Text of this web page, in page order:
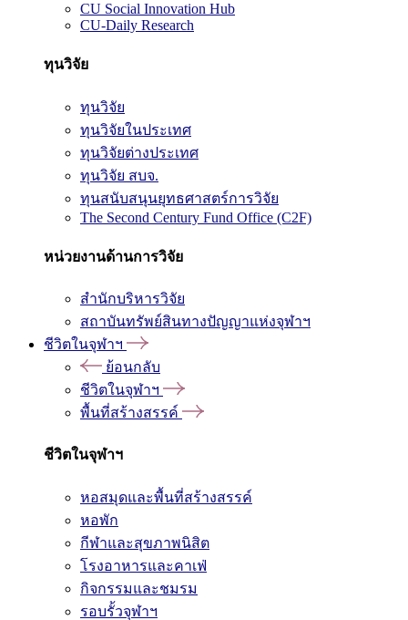
CU Social Innovation Hub
CU-Daily Research
ทุนวิจัย
ทุนวิจัย
ทุนวิจัยในประเทศ
ทุนวิจัยต่างประเทศ
ทุนวิจัย สบจ.
ทุนสนับสนุนยุทธศาสตร์การวิจัย
The Second Century Fund Office (C2F)
หน่วยงานด้านการวิจัย
สำนักบริหารวิจัย
สถาบันทรัพย์สินทางปัญญาแห่งจุฬาฯ
ชีวิตในจุฬาฯ
ย้อนกลับ
ชีวิตในจุฬาฯ
พื้นที่สร้างสรรค์
ชีวิตในจุฬาฯ
หอสมุดและพื้นที่สร้างสรรค์
หอพัก
กีฬาและสุขภาพนิสิต
โรงอาหารและคาเฟ่
กิจกรรมและชมรม
รอบรั้วจุฬาฯ